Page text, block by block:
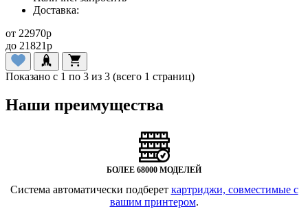
Доставка:
от 22970p
до 21821p
Показано с 1 по 3 из 3 (всего 1 страниц)
Наши преимущества
БОЛЕЕ 68000 МОДЕЛЕЙ
Система автоматически подберет картриджи, совместимые с
вашим принтером.